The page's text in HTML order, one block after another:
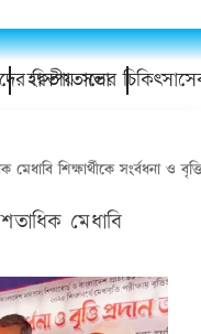
চিকিৎসাসেবার
সভা
শিক্ষার্থীকে সংর্বধনা ও
মেধাবি